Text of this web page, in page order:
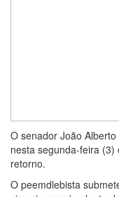
O senador João
nesta segunda-feira
retorno.
O peemdlebista